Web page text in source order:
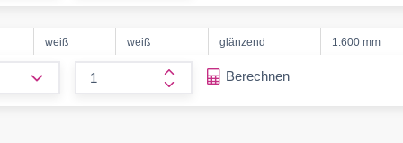
weiß weiß glänzend 1.600 mm
form.increase-amount
Berechnen